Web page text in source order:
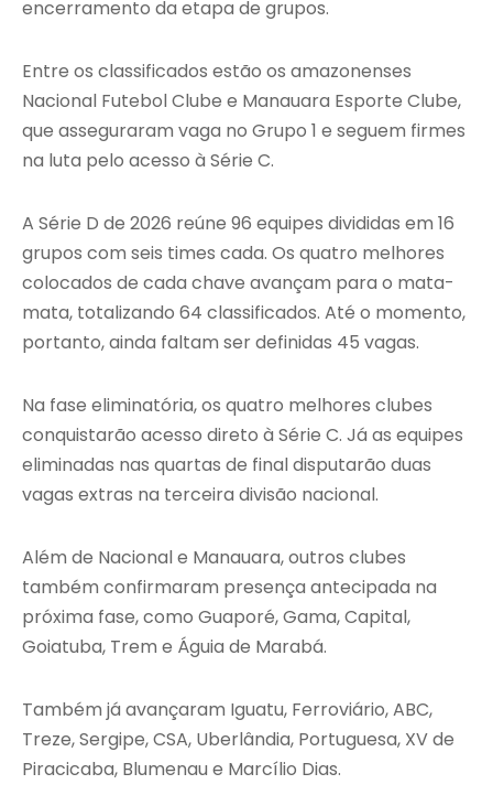
encerramento da etapa de grupos.
Entre os classificados estão os amazonenses
Nacional Futebol Clube e Manauara Esporte Clube,
que asseguraram vaga no Grupo 1 e seguem firmes
na luta pelo acesso à Série C.
A Série D de 2026 reúne 96 equipes divididas em 16
grupos com seis times cada. Os quatro melhores
colocados de cada chave avançam para o mata-
mata, totalizando 64 classificados. Até o momento,
portanto, ainda faltam ser definidas 45 vagas.
Na fase eliminatória, os quatro melhores clubes
conquistarão acesso direto à Série C. Já as equipes
eliminadas nas quartas de final disputarão duas
vagas extras na terceira divisão nacional.
Além de Nacional e Manauara, outros clubes
também confirmaram presença antecipada na
próxima fase, como Guaporé, Gama, Capital,
Goiatuba, Trem e Águia de Marabá.
Também já avançaram Iguatu, Ferroviário, ABC,
Treze, Sergipe, CSA, Uberlândia, Portuguesa, XV de
Piracicaba, Blumenau e Marcílio Dias.